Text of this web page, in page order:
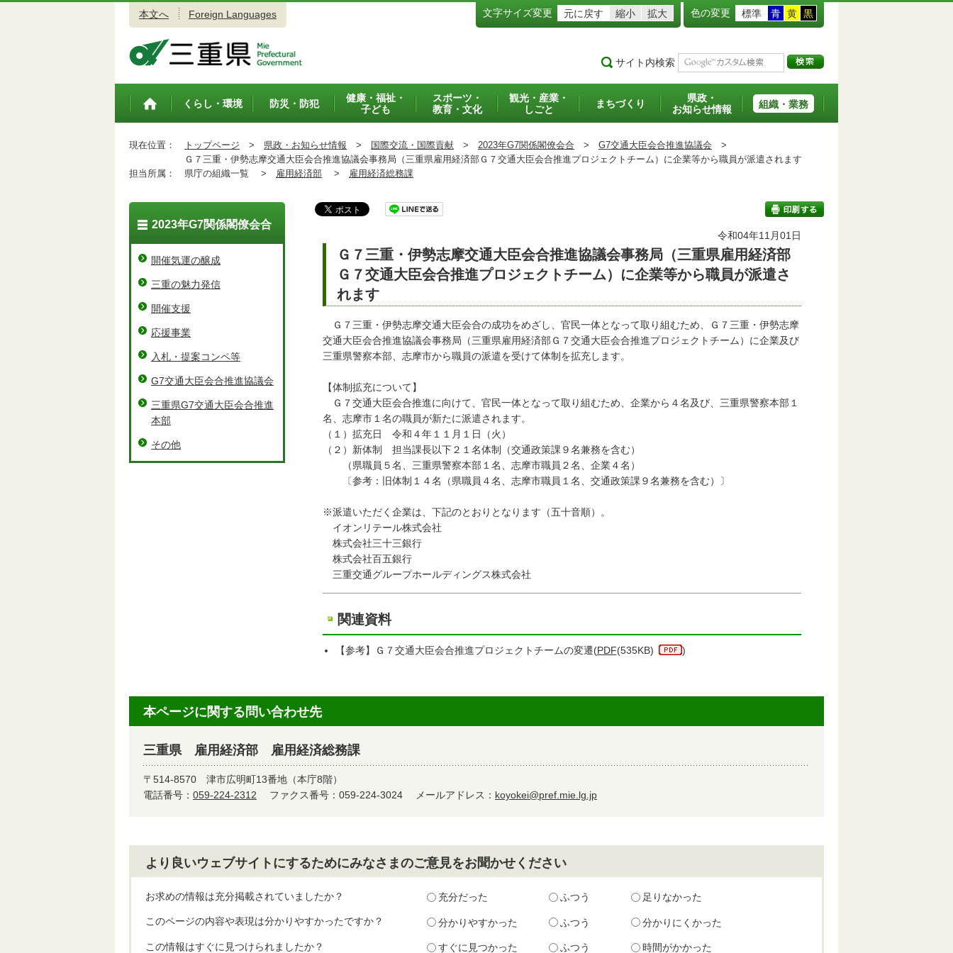
本文へ Foreign Languages 文字サイズ変更 元に戻す 縮小 拡大 色の変更 標準 青 黄 黒
サイト内検索
トップペ
くらし・環境 防災・防犯
健康・福祉・
子ども
スポーツ・
教育・文化
観光・産業・
しごと
まちづくり
県政・
お知らせ情報
組織・業務
現在位置： トップページ > 県政・お知らせ情報 > 国際交流・国際貢献 > 2023年G7関係閣僚会合 > G7交通大臣会合推進協議会 >
Ｇ７三重・伊勢志摩交通大臣会合推進協議会事務局（三重県雇用経済部Ｇ７交通大臣会合推進プロジェクトチーム）に企業等から職員が派遣されます
担当所属：
県庁の組織一覧 > 雇用経済部 > 雇用経済総務課
印刷する
令和04年11月01日
Ｇ７三重・伊勢志摩交通大臣会合推進協議会事務局（三重県雇用経済部
Ｇ７交通大臣会合推進プロジェクトチーム）に企業等から職員が派遣さ
れます
Ｇ７三重・伊勢志摩交通大臣会合の成功をめざし、官民一体となって取り組むため、Ｇ７三重・伊勢志摩
交通大臣会合推進協議会事務局（三重県雇用経済部Ｇ７交通大臣会合推進プロジェクトチーム）に企業及び
三重県警察本部、志摩市から職員の派遣を受けて体制を拡充します。
【体制拡充について】
Ｇ７交通大臣会合推進に向けて、官民一体となって取り組むため、企業から４名及び、三重県警察本部１
名、志摩市１名の職員が新たに派遣されます。
（１）拡充日 令和４年１１月１日（火）
（２）新体制 担当課長以下２１名体制（交通政策課９名兼務を含む）
（県職員５名、三重県警察本部１名、志摩市職員２名、企業４名）
〔参考：旧体制１４名（県職員４名、志摩市職員１名、交通政策課９名兼務を含む）〕
※派遣いただく企業は、下記のとおりとなります（五十音順）。
イオンリテール株式会社
株式会社三十三銀行
株式会社百五銀行
三重交通グループホールディングス株式会社
関連資料
【参考】Ｇ７交通大臣会合推進プロジェクトチームの変遷(PDF(535KB) )
2023年G7関係閣僚会合
開催気運の醸成
三重の魅力発信
開催支援
応援事業
入札・提案コンペ等
G7交通大臣会合推進協議会
三重県G7交通大臣会合推進
本部
その他
本ページに関する問い合わせ先
三重県 雇用経済部 雇用経済総務課
〒514-8570 津市広明町13番地（本庁8階）
電話番号： 059-224-2312 ファクス番号：059-224-3024 メールアドレス： koyokei@pref.mie.lg.jp
より良いウェブサイトにするためにみなさまのご意見をお聞かせください
お求めの情報は充分掲載されていましたか？ 充分だった ふつう 足りなかった
このページの内容や表現は分かりやすかったですか？ 分かりやすかった ふつう 分かりにくかった
この情報はすぐに見つけられましたか？ すぐに見つかった ふつう 時間がかかった